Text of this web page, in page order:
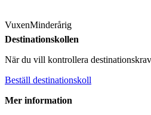
VuxenMinderårig
Destinationskollen
När du vill kontrollera
Beställ destinationskoll
Mer information